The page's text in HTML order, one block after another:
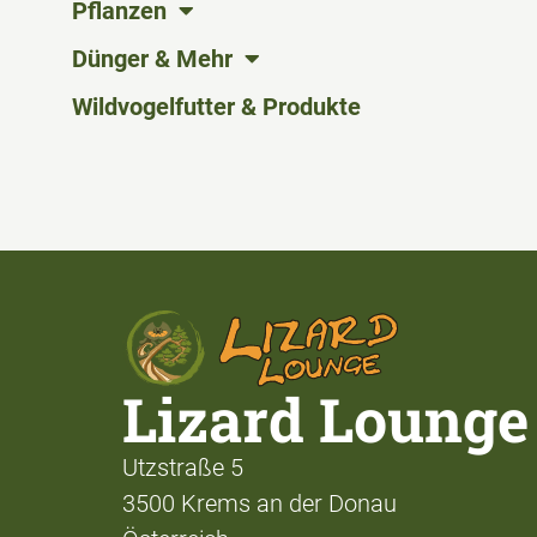
Pflanzen
Dünger & Mehr
Wildvogelfutter & Produkte
Lizard
Utzstraße 5
3500 Krems an der Donau